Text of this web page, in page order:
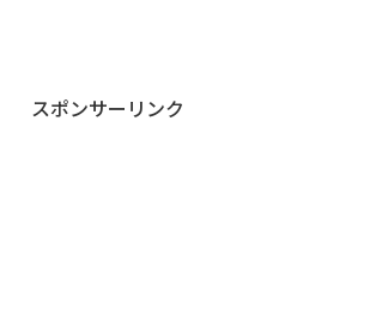
スポンサーリンク